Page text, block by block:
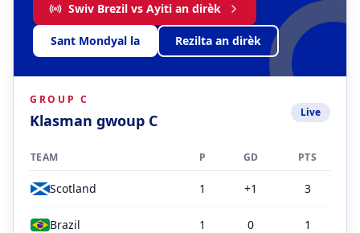
Swiv Brezil vs Ayiti an dirèk
Sant Mondyal la Rezilta an dirèk
GROUP C
Klasman gwoup C Live
TEAM P GD PTS
Scotland 1 +1 3
Brazil 1 0 1